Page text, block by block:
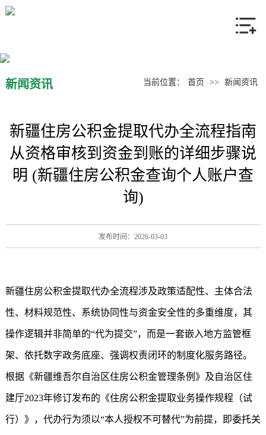
产品中心
联系我们
新闻资讯 当前位置： 首页 >> 新闻资讯
新疆住房公积金提取代办全流程指南
从资格审核到资金到账的详细步骤说
明 (新疆住房公积金查询个人账户查
询)
发布时间：2026-03-03
新疆住房公积金提取代办全流程涉及政策适配性、主体合法
性、材料规范性、系统协同性与资金安全性的多重维度，其
操作逻辑并非简单的“代为提交”，而是一套嵌入地方监管框
架、依托数字政务底座、强调权责闭环的制度化服务路径。
根据《新疆维吾尔自治区住房公积金管理条例》及自治区住
建厅2023年修订发布的《住房公积金提取业务操作规程（试
行）》，代办行为须以“本人授权不可替代”为前提，即委托关